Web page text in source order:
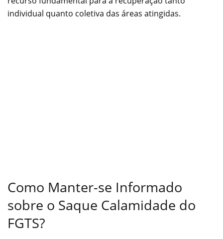
individual quanto coletiva das áreas atingidas.
Como Manter-se Informado
sobre o Saque Calamidade do
FGTS?